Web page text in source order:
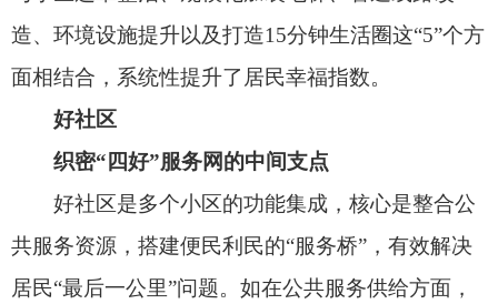
化、多样化诉求的长效机制。浙江省全域推进的“未
来社区”建设，以提升住宅品质为基础，着力整合教
育、健康、创业、交通、服务、治理等场景，旨在
打造“让居民足不出社区即可满足大部分生活需
求”的现代化单元，是推动从“小区优”向“社区全”升
板。
好城区